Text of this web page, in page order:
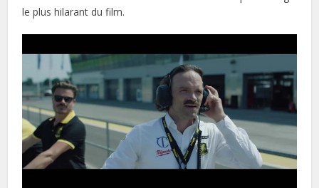
le plus hilarant du film.